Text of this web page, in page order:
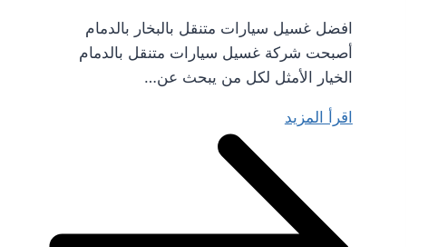
افضل غسيل سيارات متنقل بالبخار بالدمام
أصبحت شركة غسيل سيارات متنقل بالدمام
الخيار الأمثل لكل من يبحث عن…
اقرأ المزيد